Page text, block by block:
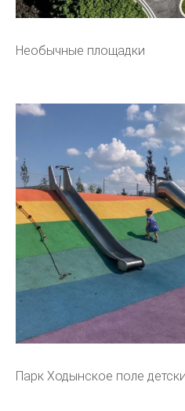
Необычные площадки
Парк Ходынское поле